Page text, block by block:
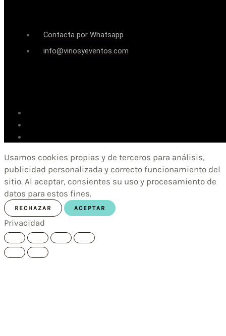
Contacta por Whatsapp
info@vinosyeventos.com
Usamos cookies propias y de terceros para análisis,
publicidad personalizada y correcto funcionamiento del
sitio. Al aceptar, consientes su uso y procesamiento de
datos para estos fines.
RECHAZAR ACEPTAR
Privacidad